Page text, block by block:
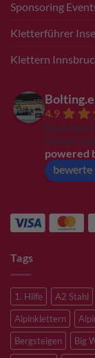
Sponsoring
Kletterführer
Klettern
4.9
Basierend
powered
bewerte
Tags
1. Hilfe A2 Stahl
Alpinklettern
Bergsteigen
Big